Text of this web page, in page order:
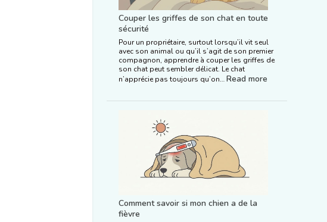
Couper les griffes de son chat en toute
sécurité
Pour un propriétaire, surtout lorsqu’il vit seul
avec son animal ou qu’il s’agit de son premier
compagnon, apprendre à couper les griffes de
son chat peut sembler délicat. Le chat
n’apprécie pas toujours qu’on…Read more
Comment savoir si mon chien a de la
fièvre